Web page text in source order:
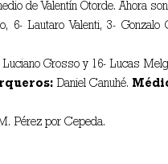
de Valentín Otorde. Ahora
6- Lautaro Valenti, 3-
Grosso y 16- Lucas
Daniel Canuhé.
Pérez por Cepeda.